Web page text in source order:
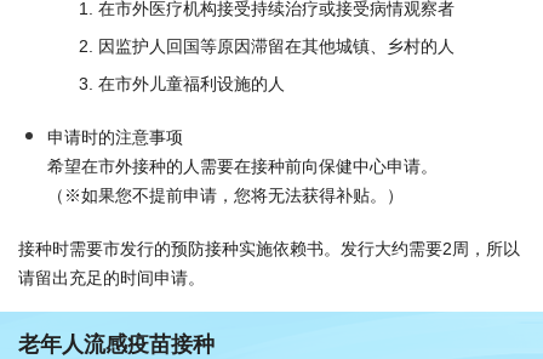
在市外医疗机构接受持续治疗或接受病情观察者
因监护人回国等原因滞留在其他城镇、乡村的人
在市外儿童福利设施的人
申请时的注意事项
希望在市外接种的人需要在接种前向保健中心申请。
（※如果您不提前申请，您将无法获得补贴。）
接种时需要市发行的预防接种实施依赖书。发行大约需要2周，所以
请留出充足的时间申请。
老年人流感疫苗接种